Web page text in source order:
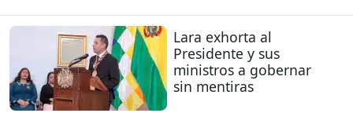
Lara exhorta al
Presidente y sus
ministros a gobernar
sin mentiras